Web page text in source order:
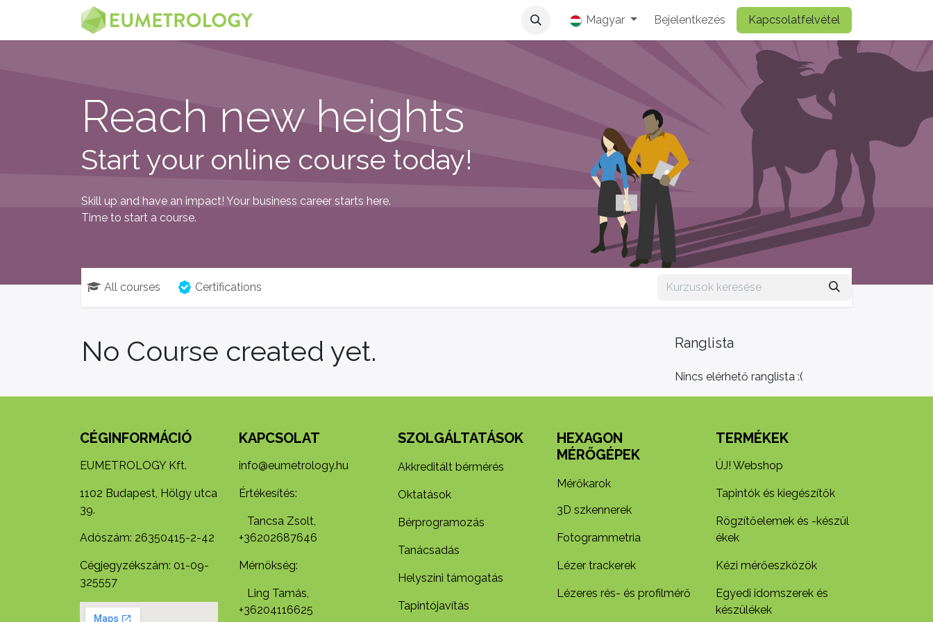
Kihagyás és továbblépés a tartalomhoz
Magyar Bejelentkezés Kapcsolatfelvétel
Reach new heights
Start your online course today!
Skill up and have an impact! Your business career starts here.
Time to start a course.
All courses Certifications
Ranglista
Nincs elérhető ranglista :(
No Course created yet.
CÉGINFORMÁCIÓ
EUMETROLOGY Kft.
1102 Budapest, Hölgy utca
39.
Adószám: 26350415-2-42
Cégjegyzékszám: 01-09-
325557
KAPCSOLAT
info@eumetrology.hu
Értékesítés:
Tancsa Zsolt,
+36202687646
Mérnökség:
Ling Tamás,
+36204116625
SZOLGÁLTATÁSOK
Akkreditált bérmérés
Oktatások
Bérprogramozás
Tanácsadás
Helyszíni támogatás
Tapintójavítás
HEXAGON
MÉRŐGÉPEK
Mérőkarok
3D szkennerek
Fotogrammetria
Lézer trackerek
Lézeres rés- és profilmérő
TERMÉKEK
ÚJ! Webshop
Tapintók és kiegészítők
Rögzítőelemek és -készül​
ékek
Kézi mérőeszközök
Egyedi idomszerek és
készülékek